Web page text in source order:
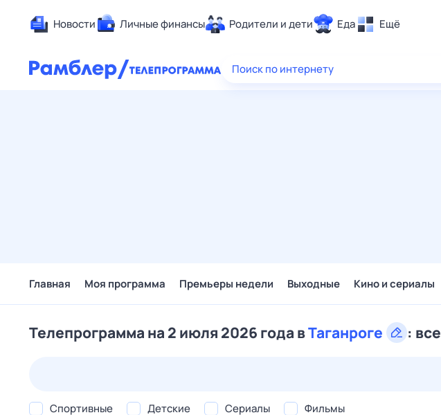
Новости Личные финансы Родители и дети Еда Ещё
Здоровье
Поиск по интернету
Главная Моя программа Премьеры недели Выходные Кино и сериалы
Телепрограмма на 2 июля 2026 года вТаганроге :
Спортивные Детские Сериалы Фильмы